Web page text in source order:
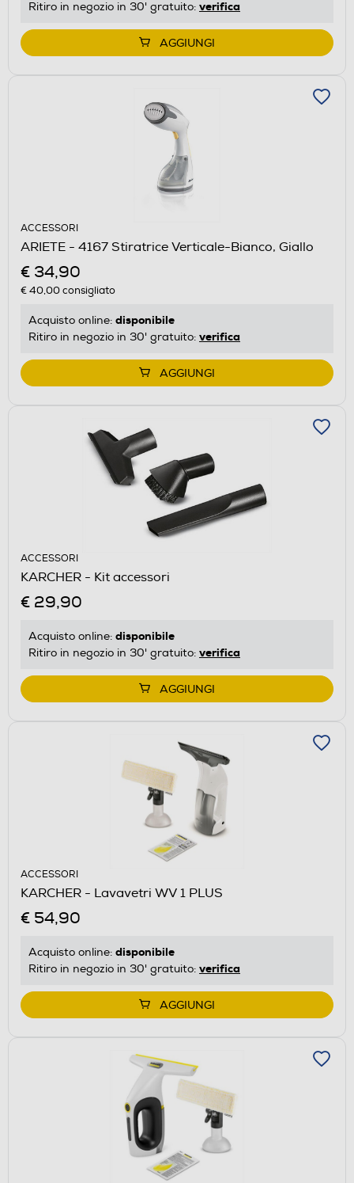
Ritiro in negozio in 30' gratuito: verifica
AGGIUNGI
ACCESSORI
ARIETE - 4167 Stiratrice Verticale-Bianco, Giallo
€ 34,90
€ 40,00consigliato
Acquisto online: disponibile
Ritiro in negozio in 30' gratuito: verifica
AGGIUNGI
ACCESSORI
KARCHER - Kit accessori
€ 29,90
Acquisto online: disponibile
Ritiro in negozio in 30' gratuito: verifica
AGGIUNGI
ACCESSORI
KARCHER - Lavavetri WV 1 PLUS
€ 54,90
Acquisto online: disponibile
Ritiro in negozio in 30' gratuito: verifica
AGGIUNGI